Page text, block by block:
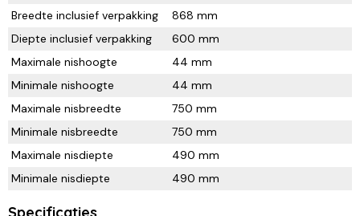
Breedte inclusief verpakking
868 mm
Diepte inclusief verpakking
600 mm
Maximale nishoogte
44 mm
Minimale nishoogte
44 mm
Maximale nisbreedte
750 mm
Minimale nisbreedte
750 mm
Maximale nisdiepte
490 mm
Minimale nisdiepte
490 mm
Specificaties